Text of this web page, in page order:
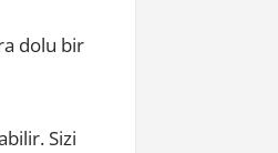
dolu bir
Sizi